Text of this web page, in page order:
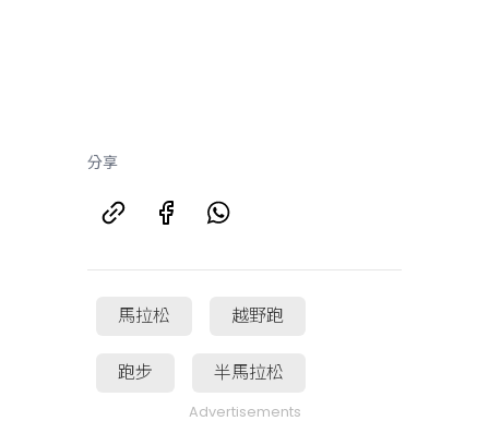
分享
馬拉松 越野跑
跑步 半馬拉松
Advertisements